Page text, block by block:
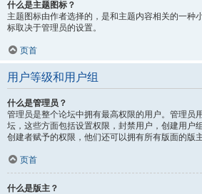
什么是主题图标？
主题图标由作者选择的，是和主题内容相关的一种
标取决于管理员的设置。
页首
用户等级和用户组
什么是管理员？
管理员是整个论坛中拥有最高权限的用户。管理员
坛，这些方面包括设置权限，封禁用户，创建用户
创建者赋予的权限，他们还可以拥有所有版面的版主
页首
什么是版主？